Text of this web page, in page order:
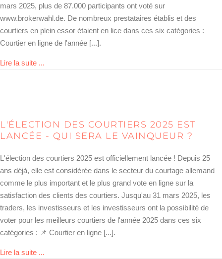
mars 2025, plus de 87.000 participants ont voté sur
www.brokerwahl.de. De nombreux prestataires établis et des
courtiers en plein essor étaient en lice dans ces six catégories :
Courtier en ligne de l'année [...].
Lire la suite ...
L'ÉLECTION DES COURTIERS 2025 EST
LANCÉE - QUI SERA LE VAINQUEUR ?
L'élection des courtiers 2025 est officiellement lancée ! Depuis 25
ans déjà, elle est considérée dans le secteur du courtage allemand
comme le plus important et le plus grand vote en ligne sur la
satisfaction des clients des courtiers. Jusqu'au 31 mars 2025, les
traders, les investisseurs et les investisseurs ont la possibilité de
voter pour les meilleurs courtiers de l'année 2025 dans ces six
catégories : 📌 Courtier en ligne [...].
Lire la suite ...